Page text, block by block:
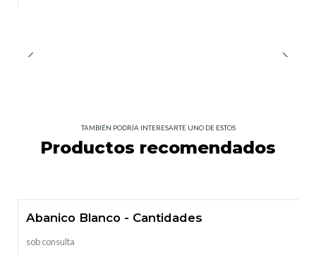
TAMBIÉN PODRÍA INTERESARTE UNO DE ESTOS
Productos recomendados
Abanico Blanco - Cantidades
sob consulta